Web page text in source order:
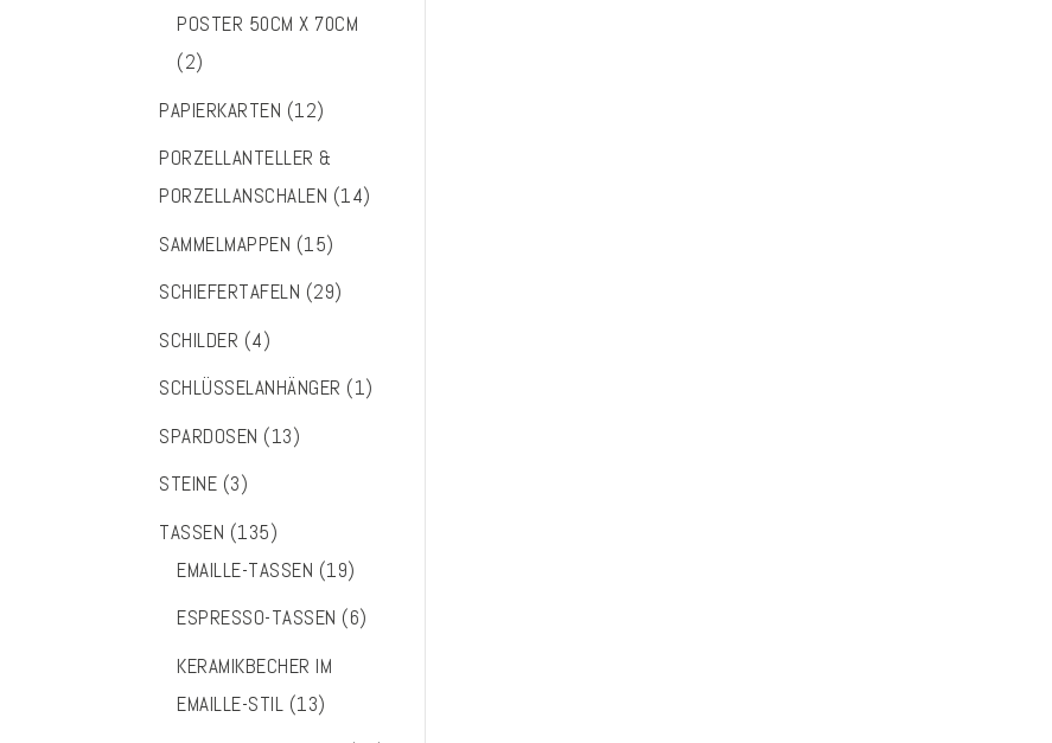
POSTER 50CM X 70CM
(2)
PAPIERKARTEN (12)
PORZELLANTELLER &
PORZELLANSCHALEN (14)
SAMMELMAPPEN (15)
SCHIEFERTAFELN (29)
SCHILDER (4)
SCHLÜSSELANHÄNGER (1)
SPARDOSEN (13)
STEINE (3)
TASSEN (135)
EMAILLE-TASSEN (19)
ESPRESSO-TASSEN (6)
KERAMIKBECHER IM
EMAILLE-STIL (13)